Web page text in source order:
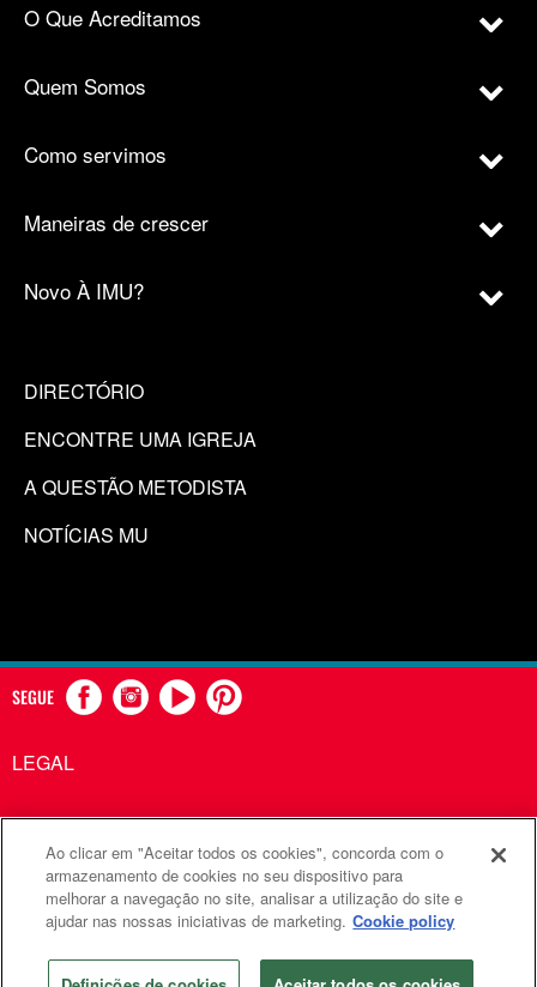
O Que Acreditamos
Quem Somos
Como servimos
Maneiras de crescer
Novo À IMU?
DIRECTÓRIO
ENCONTRE UMA IGREJA
A QUESTÃO METODISTA
NOTÍCIAS MU
SEGUE
LEGAL
Comunicações Metodistas Unidas é uma agência da Igreja
Metodista Unida
©2026 Comunicações Metodistas Unidas. Todos os direitos
reservados
Ao clicar em "Aceitar todos os cookies", concorda com o
armazenamento de cookies no seu dispositivo para
melhorar a navegação no site, analisar a utilização do site e
ajudar nas nossas iniciativas de marketing. Cookie policy